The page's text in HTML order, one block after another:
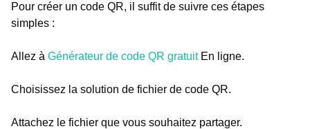
Pour créer un code QR, il suffit de suivre ces étapes
simples :
Allez à Générateur de code QR gratuitEn ligne.
Choisissez la solution de fichier de code QR.
Attachez le fichier que vous souhaitez partager.